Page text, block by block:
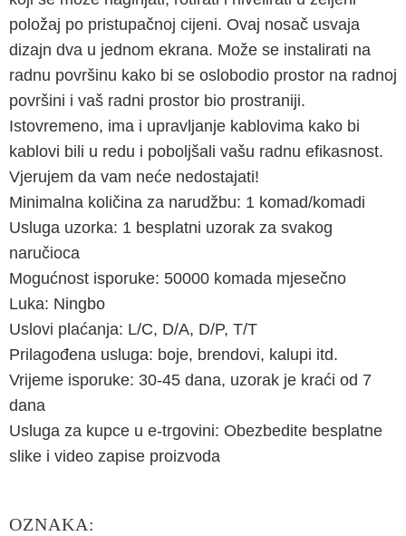
položaj po pristupačnoj cijeni. Ovaj nosač usvaja
dizajn dva u jednom ekrana. Može se instalirati na
radnu površinu kako bi se oslobodio prostor na radnoj
površini i vaš radni prostor bio prostraniji.
Istovremeno, ima i upravljanje kablovima kako bi
kablovi bili u redu i poboljšali vašu radnu efikasnost.
Vjerujem da vam neće nedostajati!
Minimalna količina za narudžbu: 1 komad/komadi
Usluga uzorka: 1 besplatni uzorak za svakog
naručioca
Mogućnost isporuke: 50000 komada mjesečno
Luka: Ningbo
Uslovi plaćanja: L/C, D/A, D/P, T/T
Prilagođena usluga: boje, brendovi, kalupi itd.
Vrijeme isporuke: 30-45 dana, uzorak je kraći od 7
dana
Usluga za kupce u e-trgovini: Obezbedite besplatne
slike i video zapise proizvoda
OZNAKA: